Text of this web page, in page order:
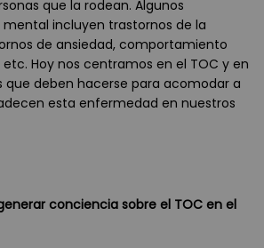
que la rodean. Algunos
incluyen trastornos de la
de ansiedad, comportamiento
Hoy nos centramos en el TOC y en
que deben hacerse para acomodar a
esta enfermedad en nuestros
conciencia sobre el TOC en el